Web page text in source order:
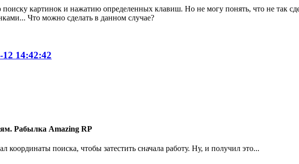
картинок и нажатию определенных клавиш. Но не могу понять, что не так
Что можно сделать в данном случае?
12 14:42:42
Рабылка Amazing RP
координаты поиска, чтобы затестить сначала работу. Ну, и получил это...